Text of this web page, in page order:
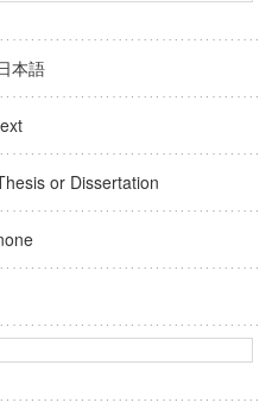
本語
or Dissertation